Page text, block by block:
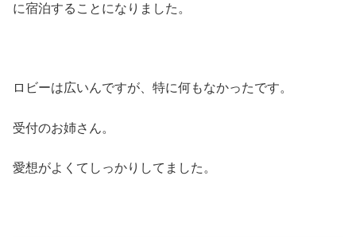
に宿泊することになりました。
ロビーは広いんですが、特に何もなかったです。
受付のお姉さん。
愛想がよくてしっかりしてました。